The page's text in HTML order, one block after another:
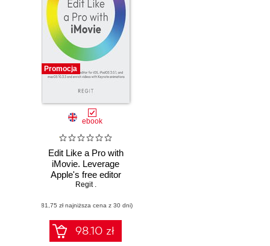
Promocja
ebook
Edit Like a Pro with
iMovie. Leverage
Apple's free editor
for iOS, iPadOS
10.3.5 and enrich
videos with
Keynote
animations
Regit .
(81,75 zł najniższa cena z 30 dni)
98.10 zł